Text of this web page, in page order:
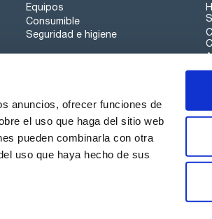
anuncios, ofrecer funciones de
el uso que haga del sitio web
pueden combinarla con otra
uso que haya hecho de sus
Equipos
Consumible
Seguridad e higiene
Trabaja con nosotros